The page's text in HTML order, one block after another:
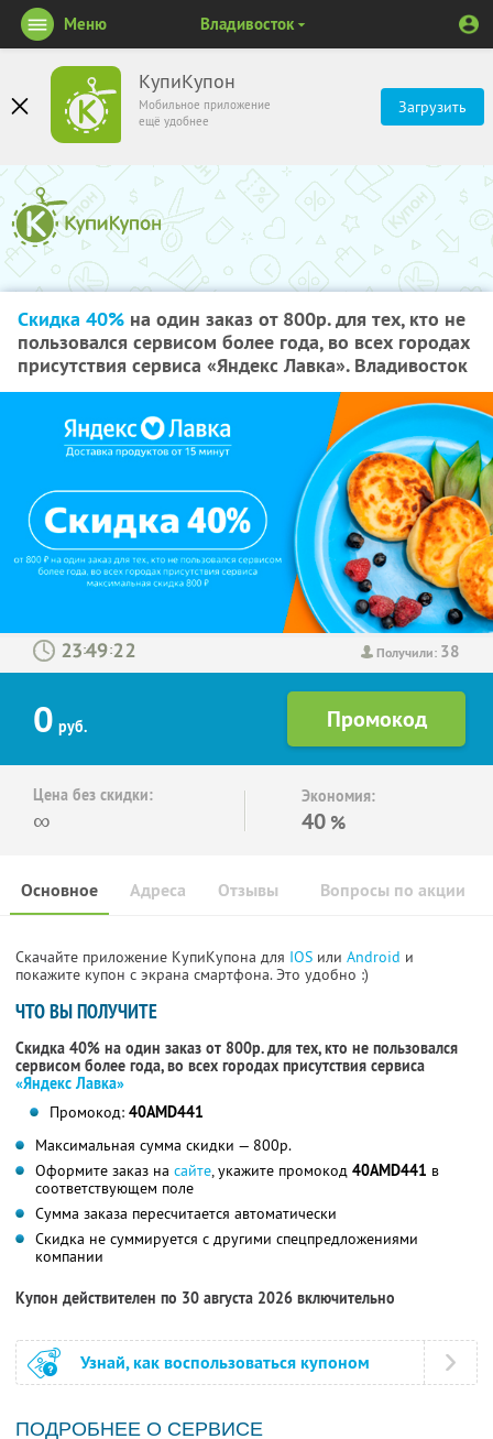
КупиКупон
Мобильное приложение
ещё удобнее
Загрузить
Меню Владивосток
Скидка 40% на один заказ от 800р. для тех, кто не
пользовался сервисом более года, во всех городах
присутствия сервиса «Яндекс Лавка». Владивосток
Получили: 38
: :
0 руб.
Цена без скидки:
∞
Экономия:
40 %
Основное Отзывы Вопросы по акции
Адреса
Скачайте приложение КупиКупона для IOS или Android и
покажите купон с экрана смартфона. Это удобно :)
ЧТО ВЫ ПОЛУЧИТЕ
Скидка 40% на один заказ от 800р. для тех, кто не пользовался
сервисом более года, во всех городах присутствия сервиса
«Яндекс Лавка»
Промокод: 40AMD441
Максимальная сумма скидки — 800р.
Оформите заказ на сайте, укажите промокод 40AMD441 в
соответствующем поле
Сумма заказа пересчитается автоматически
Скидка не суммируется с другими спецпредложениями
компании
Купон действителен по 30 августа 2026 включительно
Узнай, как воспользоваться купоном
ПОДРОБНЕЕ О СЕРВИСЕ